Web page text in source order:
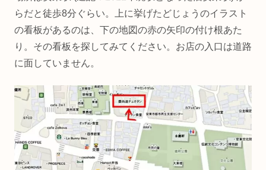
らだと徒歩8分ぐらい。上に挙げたどじょうのイラスト
の看板があるのは、下の地図の赤の矢印の付け根あた
り。その看板を探してみてください。お店の入口は道路
に面していません。